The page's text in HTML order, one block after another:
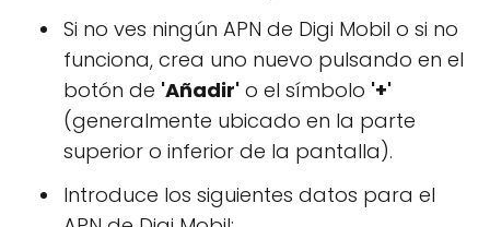
Si no ves ningún APN de Digi Mobil o si no
funciona, crea uno nuevo pulsando en el
botón de 'Añadir' o el símbolo '+'
(generalmente ubicado en la parte
superior o inferior de la pantalla).
Introduce los siguientes datos para el